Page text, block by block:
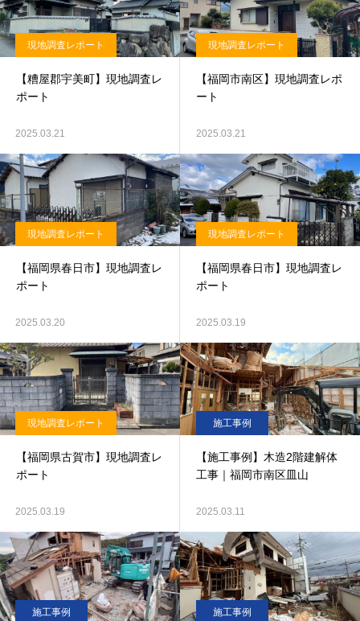
現地調査レポート
【糟屋郡宇美町】現地調査レ
ポート
2025.03.21
現地調査レポート
【福岡市南区】現地調査レポ
ート
2025.03.21
現地調査レポート
【福岡県春日市】現地調査レ
ポート
2025.03.20
現地調査レポート
【福岡県春日市】現地調査レ
ポート
2025.03.19
現地調査レポート
【福岡県古賀市】現地調査レ
ポート
2025.03.19
施工事例
【施工事例】木造2階建解体
工事｜福岡市南区皿山
2025.03.11
施工事例 施工事例